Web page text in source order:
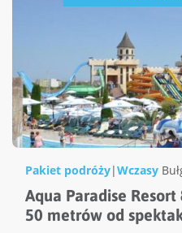
Pakiet podróży|Wczasy
Aqua Paradise
50 metrów od